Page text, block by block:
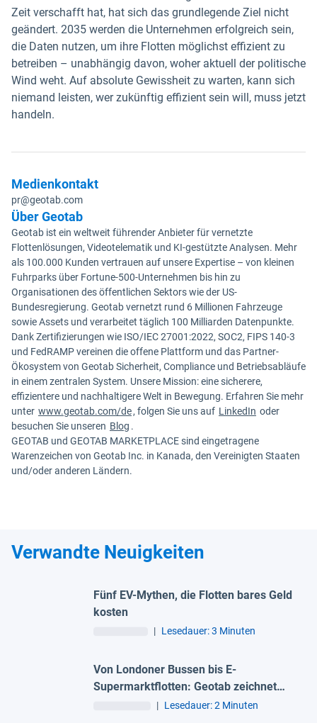
Zeit verschafft hat, hat sich das grundlegende Ziel nicht
geändert. 2035 werden die Unternehmen erfolgreich sein,
die Daten nutzen, um ihre Flotten möglichst effizient zu
betreiben – unabhängig davon, woher aktuell der politische
Wind weht. Auf absolute Gewissheit zu warten, kann sich
niemand leisten, wer zukünftig effizient sein will, muss jetzt
handeln.
Medienkontakt
pr@geotab.com
Über Geotab
Geotab ist ein weltweit führender Anbieter für vernetzte
Flottenlösungen, Videotelematik und KI-gestützte Analysen. Mehr
als 100.000 Kunden vertrauen auf unsere Expertise – von kleinen
Fuhrparks über Fortune-500-Unternehmen bis hin zu
Organisationen des öffentlichen Sektors wie der US-
Bundesregierung. Geotab vernetzt rund 6 Millionen Fahrzeuge
sowie Assets und verarbeitet täglich 100 Milliarden Datenpunkte.
Dank Zertifizierungen wie ISO/IEC 27001:2022, SOC2, FIPS 140-3
und FedRAMP vereinen die offene Plattform und das Partner-
Ökosystem von Geotab Sicherheit, Compliance und Betriebsabläufe
in einem zentralen System. Unsere Mission: eine sicherere,
effizientere und nachhaltigere Welt in Bewegung. Erfahren Sie mehr
unter www.geotab.com/de, folgen Sie uns auf LinkedIn oder
besuchen Sie unseren Blog .
GEOTAB und GEOTAB MARKETPLACE sind eingetragene
Warenzeichen von Geotab Inc. in Kanada, den Vereinigten Staaten
und/oder anderen Ländern.
Verwandte Neuigkeiten
Fünf EV-Mythen, die Flotten bares Geld
kosten
| Lesedauer: 3 Minuten
Von Londoner Bussen bis E-
Supermarktflotten: Geotab zeichnet
fünf europäische Flotten aus
| Lesedauer: 2 Minuten